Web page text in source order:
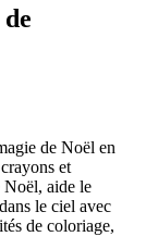
de Noël en
et
Noël, aide le
le ciel avec
de coloriage,